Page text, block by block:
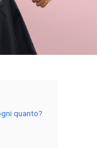
quanto?